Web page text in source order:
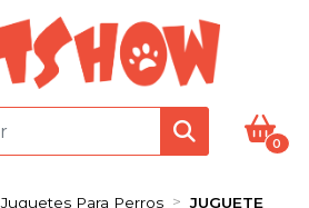
0
Juguetes Para Perros JUGUETE